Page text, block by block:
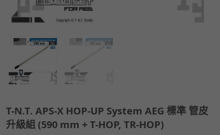
T-N.T. APS-X HOP-UP System AEG 標準 管皮
升級組 (590 mm + T-HOP, TR-HOP)